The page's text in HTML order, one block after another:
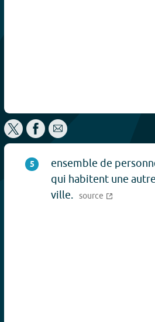
5
ensemble de
qui habitent une
ville. source